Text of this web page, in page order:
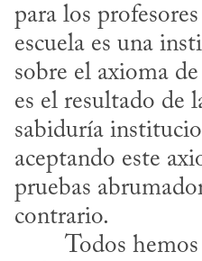
para los
escuela es una
sobre el axioma
es el resultado de
sabiduría
aceptando este
pruebas
contrario.